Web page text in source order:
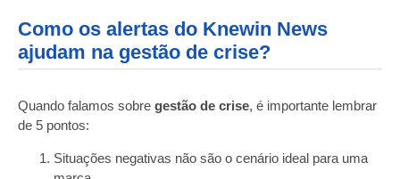
Como os alertas do Knewin News
ajudam na gestão de crise?
Quando falamos sobre gestão de crise, é importante lembrar
de 5 pontos:
Situações negativas não são o cenário ideal para uma